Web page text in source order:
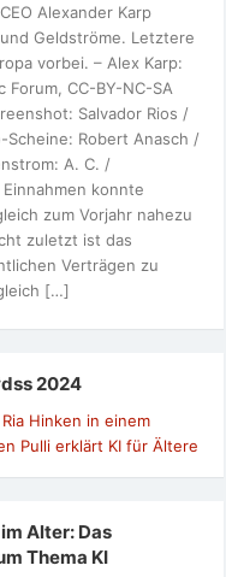
Alexander Karp
Geldströme. Letztere
vorbei. – Alex Karp:
Forum, CC-BY-NC-SA
Salvador Rios /
Scheine: Robert Anasch /
A. C. /
konnte
zum Vorjahr nahezu
zuletzt ist das
Verträgen zu
[…]
2024
Alter: Das
Thema KI